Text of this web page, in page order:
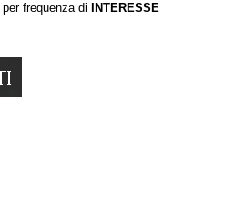
per frequenza di INTERESSE